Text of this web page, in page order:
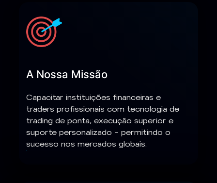
A Nossa Missão
Capacitar instituições financeiras e
traders profissionais com tecnologia de
trading de ponta, execução superior e
suporte personalizado — permitindo o
sucesso nos mercados globais.